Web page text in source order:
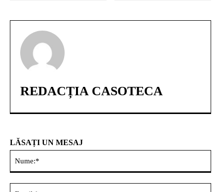
REDACȚIA CASOTECA
LĂSAȚI UN MESAJ